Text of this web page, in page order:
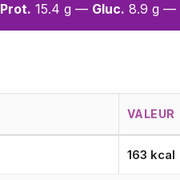
Prot. 15.4 g — Gluc. 8.9 g —
VALEUR
163 kcal